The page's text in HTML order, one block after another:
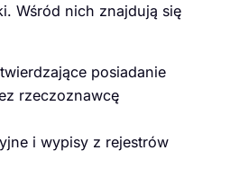
Wśród nich znajdują się
posiadanie
rzeczoznawcę
i wypisy z rejestrów